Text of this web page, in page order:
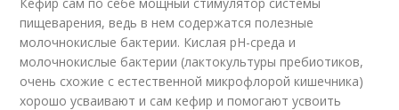
пищеварения, ведь в нем содержатся полезные
молочнокислые бактерии. Кислая рH-среда и
молочнокислые бактерии (лактокультуры пребиотиков,
очень схожие с естественной микрофлорой кишечника)
хорошо усваивают и сам кефир и помогают усвоить